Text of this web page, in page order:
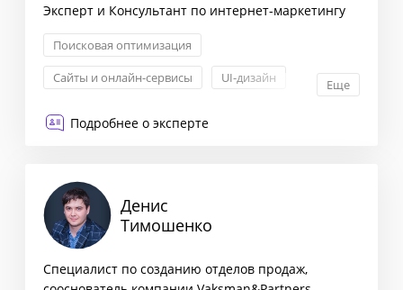
Эксперт и Консультант по интернет-маркетингу
Поисковая оптимизация
Сайты и онлайн-сервисы
UI-дизайн
Еще
Подробнее о эксперте
Денис
Тимошенко
Специалист по созданию отделов продаж,